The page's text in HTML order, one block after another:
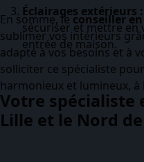
En somme, leconseiller
sublimer vos intérieurs
adapté à vos besoins et à
solliciter ce spécialiste
harmonieux et lumineux, à
Éclairages extérieurs :
sécuriser et mettre en
entrée de maison.
Votre spécialiste
Lille et le Nord